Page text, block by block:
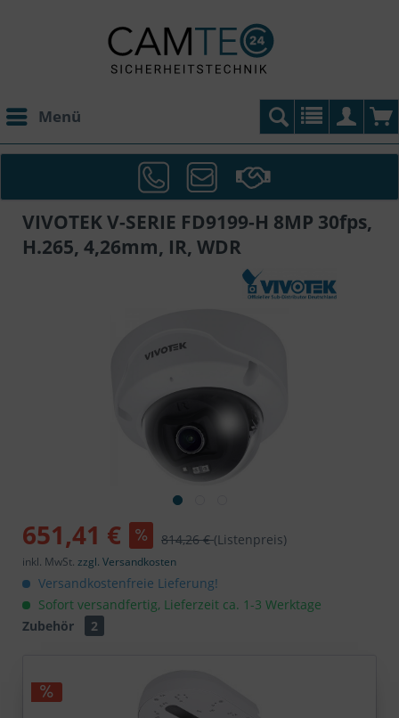
Menü
VIVOTEK V-SERIE FD9199-H 8MP 30fps,
H.265, 4,26mm, IR, WDR
651,41 € 814,26 €(Listenpreis)
inkl. MwSt. zzgl. Versandkosten
Versandkostenfreie Lieferung!
Sofort versandfertig, Lieferzeit ca. 1-3 Werktage
Zubehör
2